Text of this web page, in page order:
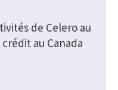
de Celero au
au Canada